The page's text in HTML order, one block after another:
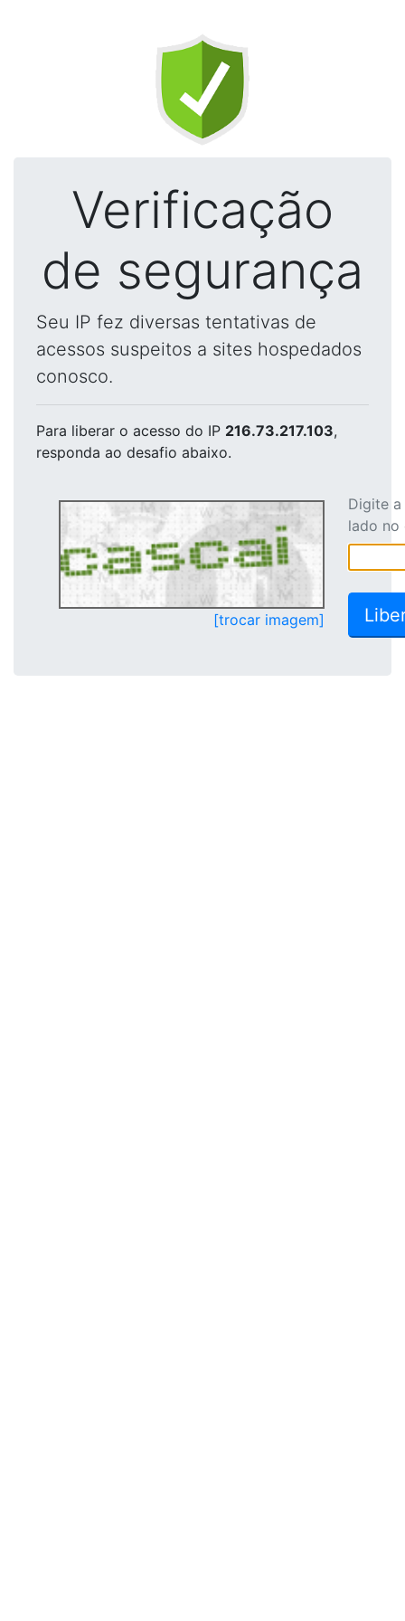
Verificação
de segurança
Seu IP fez diversas tentativas de
acessos suspeitos a sites hospedados
conosco.
Para liberar o acesso do IP 216.73.217.103,
responda ao desafio abaixo.
[trocar imagem]
Digite
lado no